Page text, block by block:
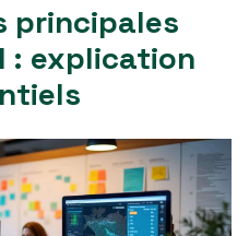
principales
: explication